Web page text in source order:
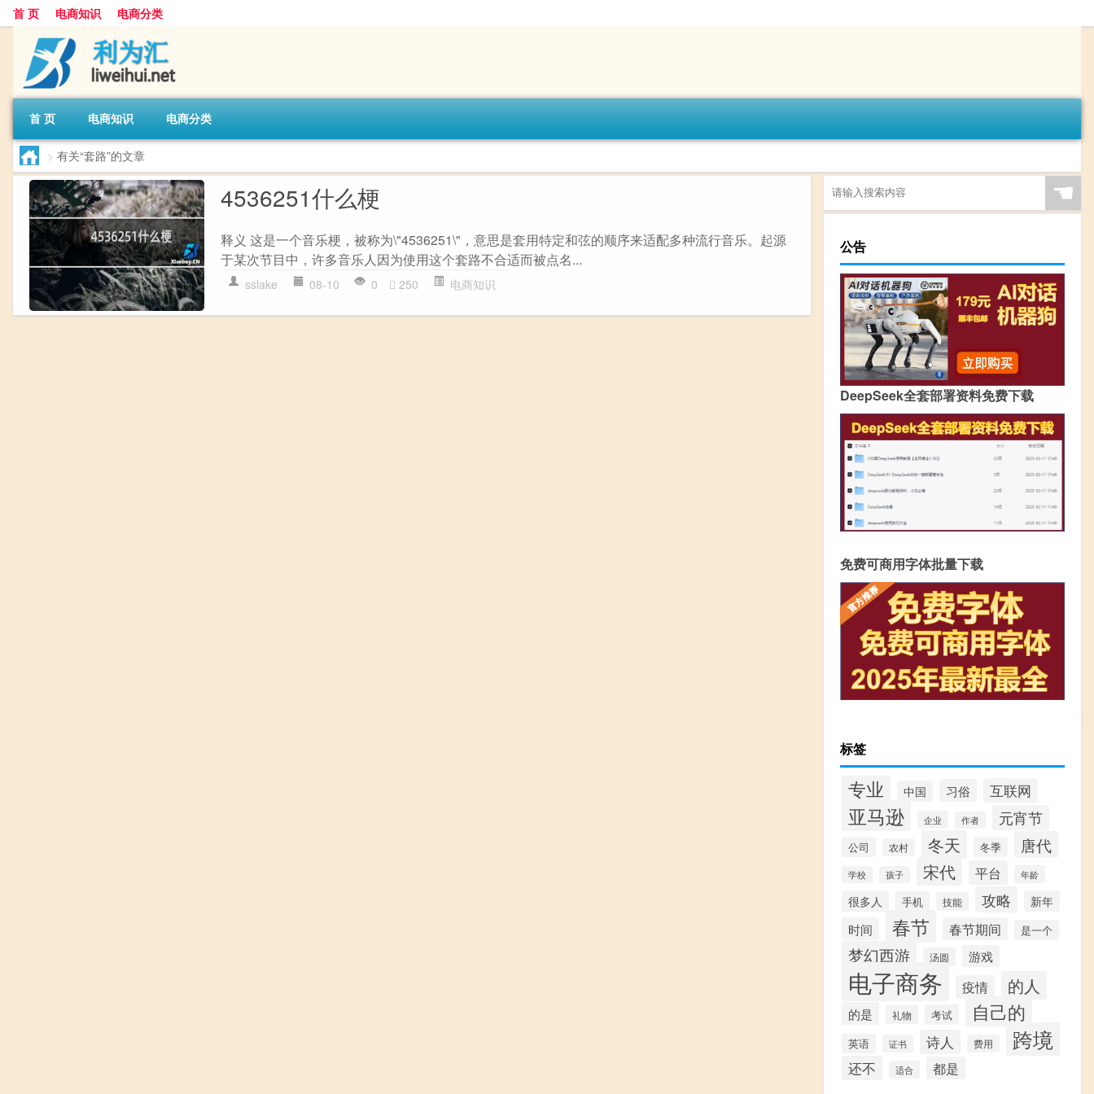
首 页 电商知识 电商分类
首 页 电商知识 电商分类
> 有关“套路”的文章
4536251什么梗
释义 这是一个音乐梗，被称为\"4536251\"，意思是套用特定和弦的顺序来适配多种流行音乐。起源
于某次节目中，许多音乐人因为使用这个套路不合适而被点名...
sslake 08-10 0 250 电商知识
☚
公告
DeepSeek全套部署资料免费下载
免费可商用字体批量下载
标签
专业 中国 习俗 互联网
亚马逊 企业 作者 元宵节
公司 农村 冬天 冬季 唐代
学校 孩子 宋代 平台 年龄
很多人 手机 技能 攻略 新年
时间 春节 春节期间 是一个
梦幻西游 汤圆 游戏
电子商务 疫情 的人
的是 礼物 考试 自己的
英语 证书 诗人 费用 跨境
还不 适合 都是